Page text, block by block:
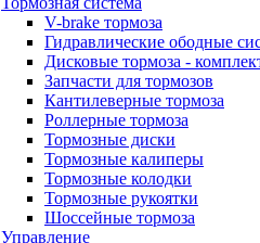
V-brake тормоза
Гидравлические ободные
Дисковые тормоза -
Запчасти для тормозов
Кантилеверные тормоза
Роллерные тормоза
Тормозные диски
Тормозные калиперы
Тормозные колодки
Тормозные рукоятки
Шоссейные тормоза
Управление